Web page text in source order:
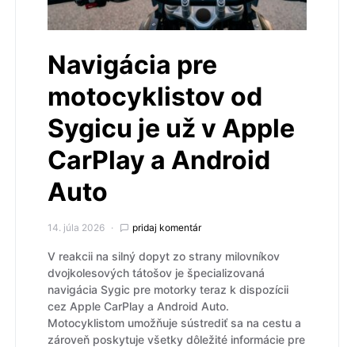
Navigácia pre
motocyklistov od
Sygicu je už v Apple
CarPlay a Android
Auto
14. júla 2026 pridaj komentár
V reakcii na silný dopyt zo strany milovníkov
dvojkolesových tátošov je špecializovaná
navigácia Sygic pre motorky teraz k dispozícii
cez Apple CarPlay a Android Auto.
Motocyklistom umožňuje sústrediť sa na cestu a
zároveň poskytuje všetky dôležité informácie pre